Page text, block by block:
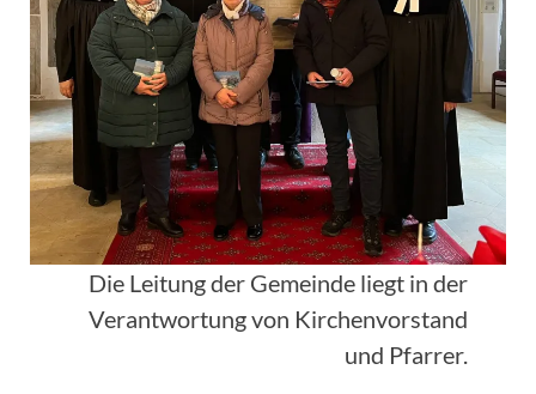
Die Leitung der Gemeinde liegt in der
Verantwortung von Kirchenvorstand
und Pfarrer.